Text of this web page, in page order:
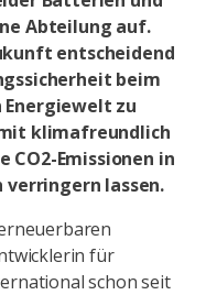
Abteilung auf.
entscheidend
beim
Energiewelt zu
klimafreundlich
Emissionen in
lassen.
für
schon seit